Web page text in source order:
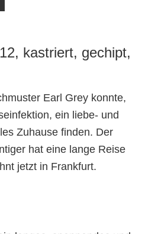
kastriert, gechipt,
Earl Grey konnte,
ein liebe- und
Zuhause finden. Der
hat eine lange Reise
jetzt in Frankfurt.